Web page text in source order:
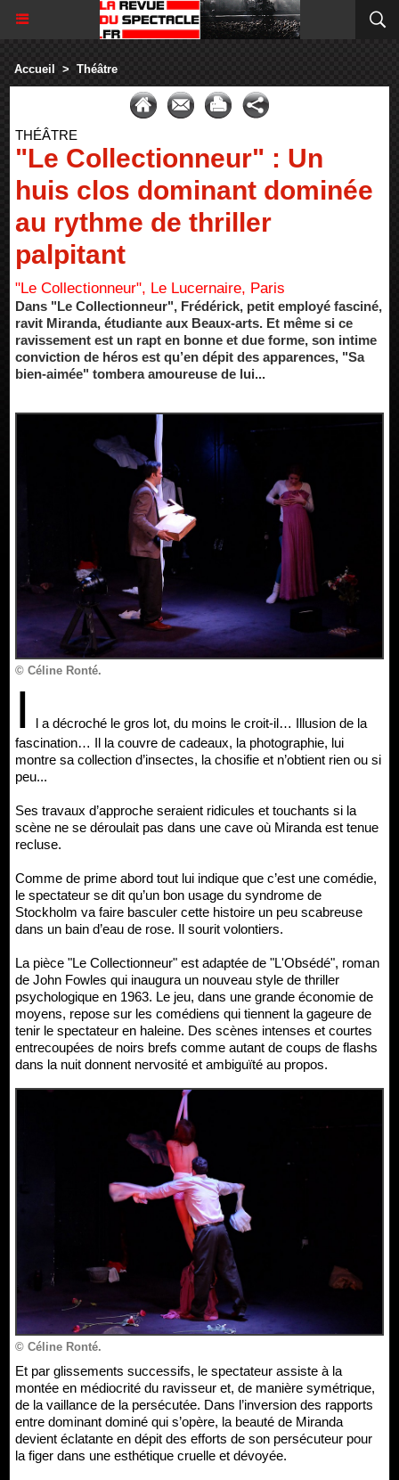
Accueil > Théâtre
THÉÂTRE
"Le Collectionneur" : Un
huis clos dominant dominée
au rythme de thriller
palpitant
"Le Collectionneur", Le Lucernaire, Paris
Dans "Le Collectionneur", Frédérick, petit employé fasciné,
ravit Miranda, étudiante aux Beaux-arts. Et même si ce
ravissement est un rapt en bonne et due forme, son intime
conviction de héros est qu’en dépit des apparences, "Sa
bien-aimée" tombera amoureuse de lui...
© Céline Ronté.
I
l a décroché le gros lot, du moins le croit-il… Illusion de la
fascination… Il la couvre de cadeaux, la photographie, lui
montre sa collection d’insectes, la chosifie et n’obtient rien ou si
peu...
Ses travaux d’approche seraient ridicules et touchants si la
scène ne se déroulait pas dans une cave où Miranda est tenue
recluse.
Comme de prime abord tout lui indique que c’est une comédie,
le spectateur se dit qu’un bon usage du syndrome de
Stockholm va faire basculer cette histoire un peu scabreuse
dans un bain d’eau de rose. Il sourit volontiers.
La pièce "Le Collectionneur" est adaptée de "L'Obsédé", roman
de John Fowles qui inaugura un nouveau style de thriller
psychologique en 1963. Le jeu, dans une grande économie de
moyens, repose sur les comédiens qui tiennent la gageure de
tenir le spectateur en haleine. Des scènes intenses et courtes
entrecoupées de noirs brefs comme autant de coups de flashs
dans la nuit donnent nervosité et ambiguïté au propos.
© Céline Ronté.
Et par glissements successifs, le spectateur assiste à la
montée en médiocrité du ravisseur et, de manière symétrique,
de la vaillance de la persécutée. Dans l’inversion des rapports
entre dominant dominé qui s’opère, la beauté de Miranda
devient éclatante en dépit des efforts de son persécuteur pour
la figer dans une esthétique cruelle et dévoyée.